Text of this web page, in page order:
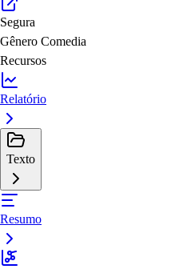
Segura
Gênero Comedia
Recursos
Relatório
Texto
Resumo